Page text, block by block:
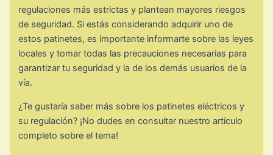
regulaciones más estrictas y plantean mayores riesgos
de seguridad. Si estás considerando adquirir uno de
estos patinetes, es importante informarte sobre las leyes
locales y tomar todas las precauciones necesarias para
garantizar tu seguridad y la de los demás usuarios de la
vía.
¿Te gustaría saber más sobre los patinetes eléctricos y
su regulación? ¡No dudes en consultar nuestro artículo
completo sobre el tema!